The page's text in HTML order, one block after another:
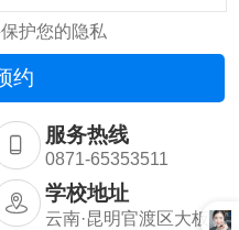
护您的隐私
服务热线
0871-65353511
学校地址
云南·昆明官渡区大板